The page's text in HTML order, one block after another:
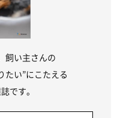
飼い主さんの
たい”にこたえる
です。